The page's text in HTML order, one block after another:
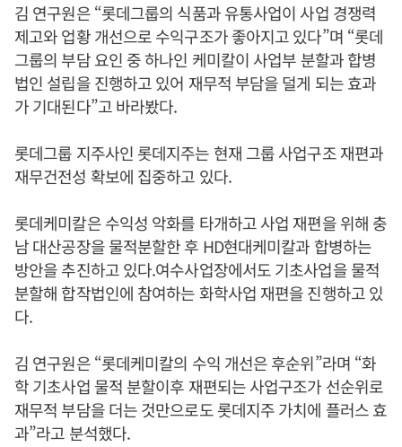
김 연구원은 “롯데그룹의 식품과 유통사업이 사업 경쟁력
제고와 업황 개선으로 수익구조가 좋아지고 있다”며 “롯데
그룹의 부담 요인 중 하나인 케미칼이 사업부 분할과 합병
법인 설립을 진행하고 있어 재무적 부담을 덜게 되는 효과
가 기대된다”고 바라봤다.
롯데그룹 지주사인 롯데지주는 현재 그룹 사업구조 재편과
재무건전성 확보에 집중하고 있다.
롯데케미칼은 수익성 악화를 타개하고 사업 재편을 위해 충
남 대산공장을 물적분할한 후 HD현대케미칼과 합병하는
방안을 추진하고 있다.여수사업장에서도 기초사업을 물적
분할해 합작법인에 참여하는 화학사업 재편을 진행하고 있
다.
김 연구원은 “롯데케미칼의 수익 개선은 후순위”라며 “화
학 기초사업 물적 분할이후 재편되는 사업구조가 선순위로
재무적 부담을 더는 것만으로도 롯데지주 가치에 플러스 효
과”라고 분석했다.